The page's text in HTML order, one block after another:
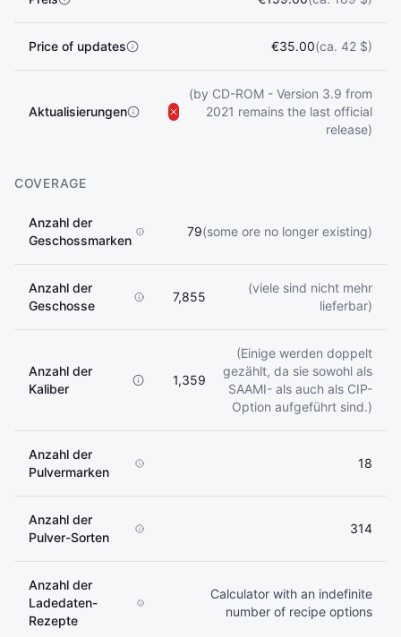
Price of updates €35.00(ca. 42 $)
Aktualisierungen
(by CD-ROM - Version 3.9 from
2021 remains the last official
release)
COVERAGE
Anzahl der
Geschossmarken
79(some ore no longer existing)
Anzahl der
Geschosse
7,855
(viele sind nicht mehr
lieferbar)
Anzahl der
Kaliber
1,359
(Einige werden doppelt
gezählt, da sie sowohl als
SAAMI- als auch als CIP-
Option aufgeführt sind.)
Anzahl der
Pulvermarken
18
Anzahl der
Pulver-Sorten
314
Anzahl der
Ladedaten-
Rezepte
Calculator with an indefinite
number of recipe options